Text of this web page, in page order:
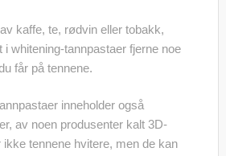
kaffe, te, rødvin eller tobakk,
i whitening-tannpastaer fjerne noe
får på tennene.
inneholder også
av noen produsenter kalt 3D-
tennene hvitere, men de kan